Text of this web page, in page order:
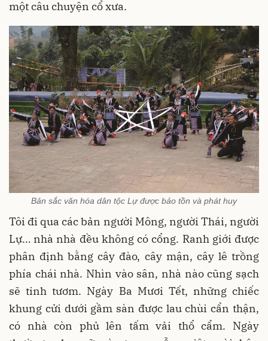
một câu chuyện cổ xưa.
Bản sắc văn hóa dân tộc Lự được bảo tồn và phát huy
Tôi đi qua các bản người Mông, người Thái, người
Lự… nhà nhà đều không có cổng. Ranh giới được
phân định bằng cây đào, cây mận, cây lê trồng
phía chái nhà. Nhìn vào sân, nhà nào cũng sạch
sẽ tinh tươm. Ngày Ba Mươi Tết, những chiếc
khung cửi dưới gầm sàn được lau chùi cẩn thận,
có nhà còn phủ lên tấm vải thổ cẩm. Ngày